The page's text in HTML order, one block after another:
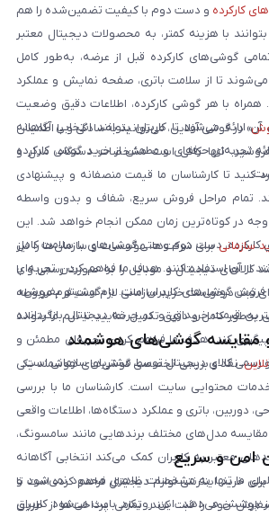
کارکرده و دست دوم با کیفیت تضمین‌شده را هم
بتوانند با هزینه کمتر، به محصولات دیجیتال معتبر
گوشی‌های کارکرده قبل از عرضه، به‌طور کامل
تا از سلامت باتری، صفحه نمایش و عملکرد
با هر گوشی کارکرده، اطلاعات دقیق وضعیت
ارائه می‌شود تا کاربران بتوانند انتخابی آگاهانه
تجربه‌ای حرفه‌ای و مطمئن از خرید گوشی کارکرده
» در گوشی آنلاین، می‌توانید به‌سادگی و با اطمینان
تنها کافی است مشخصات دستگاه، مدل و
کنید تا کارشناسان ما قیمت منصفانه و پیشنهادی
تمام مراحل فروش سریع، شفاف و بدون واسطه
در کوتاه‌ترین زمان ممکن انجام خواهد شد. این
دست دوم و حتی گوشی‌های با سلامت کامل
از آن استفاده کنند. هدف ما فراهم کردن تجربه‌ای
فروش گوشی‌های کاربران است. با «گوشیتو بفروش»،
قیمت خریداری و در چرخه دیجیتال بازگردانده
سازمانیبرای شرکت‌ها، مؤسسات و سازمان‌ها را نیز
کالاهای دیجیتال و موبایل را به صورت رسمی و با
ثبت درخواست خرید سازمانی لازم است فرم مربوطه
به‌طور کامل و دقیق تکمیل نمایید تا تیم ما بتواند
کند. هدف ما فراهم کردن تجربه‌ای مطمئن و
رسمی کالای دیجیتال توسط مشتریان سازمانی است.
گوشی‌های هوشمند
، نقد و بررسی تخصصی گوشی‌های هوشمند یکی
محتوایی سایت است. کارشناسان ما با بررسی
دوربین، باتری و عملکرد دستگاه‌ها، اطلاعات واقعی
مقایسه مدل‌های مختلف برندهایی مانند سامسونگ،
معتبر به کاربران کمک می‌کند انتخابی آگاهانه
ما تنها به مشخصات ظاهری محدود نمی‌شود و
پوشش می‌دهد. این رویکرد باعث می‌شود کاربران
امن و سریع
خرید اینترنتی لوازم دیجیتال فراهم کرده است تا
خود را ثبت کنند. تمامی پرداخت‌ها از طریق